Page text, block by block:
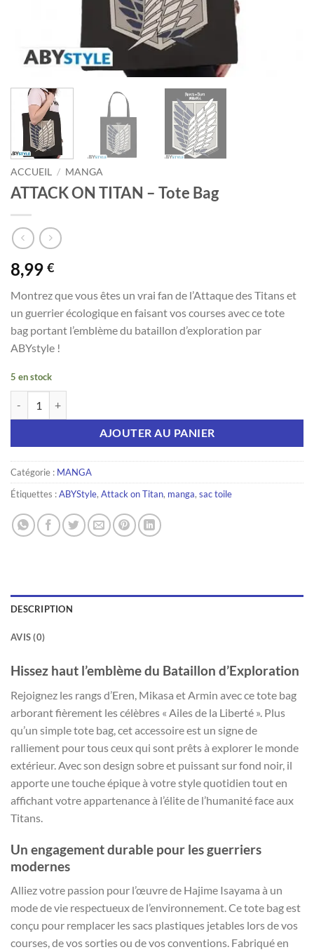
ACCUEIL / MANGA
ATTACK ON TITAN – Tote Bag
8,99 €
Montrez que vous êtes un vrai fan de l’Attaque des Titans et
un guerrier écologique en faisant vos courses avec ce tote
bag portant l’emblème du bataillon d’exploration par
ABYstyle !
5 en stock
AJOUTER AU PANIER
Catégorie : MANGA
Étiquettes :ABYStyle, Attack on Titan, manga, sac toile
DESCRIPTION
AVIS (0)
Hissez haut l’emblème du Bataillon d’Exploration
Rejoignez les rangs d’Eren, Mikasa et Armin avec ce tote bag
arborant fièrement les célèbres « Ailes de la Liberté ». Plus
qu’un simple tote bag, cet accessoire est un signe de
ralliement pour tous ceux qui sont prêts à explorer le monde
extérieur. Avec son design sobre et puissant sur fond noir, il
apporte une touche épique à votre style quotidien tout en
affichant votre appartenance à l’élite de l’humanité face aux
Titans.
Un engagement durable pour les guerriers
modernes
Alliez votre passion pour l’œuvre de Hajime Isayama à un
mode de vie respectueux de l’environnement. Ce tote bag est
conçu pour remplacer les sacs plastiques jetables lors de vos
courses, de vos sorties ou de vos conventions. Fabriqué en